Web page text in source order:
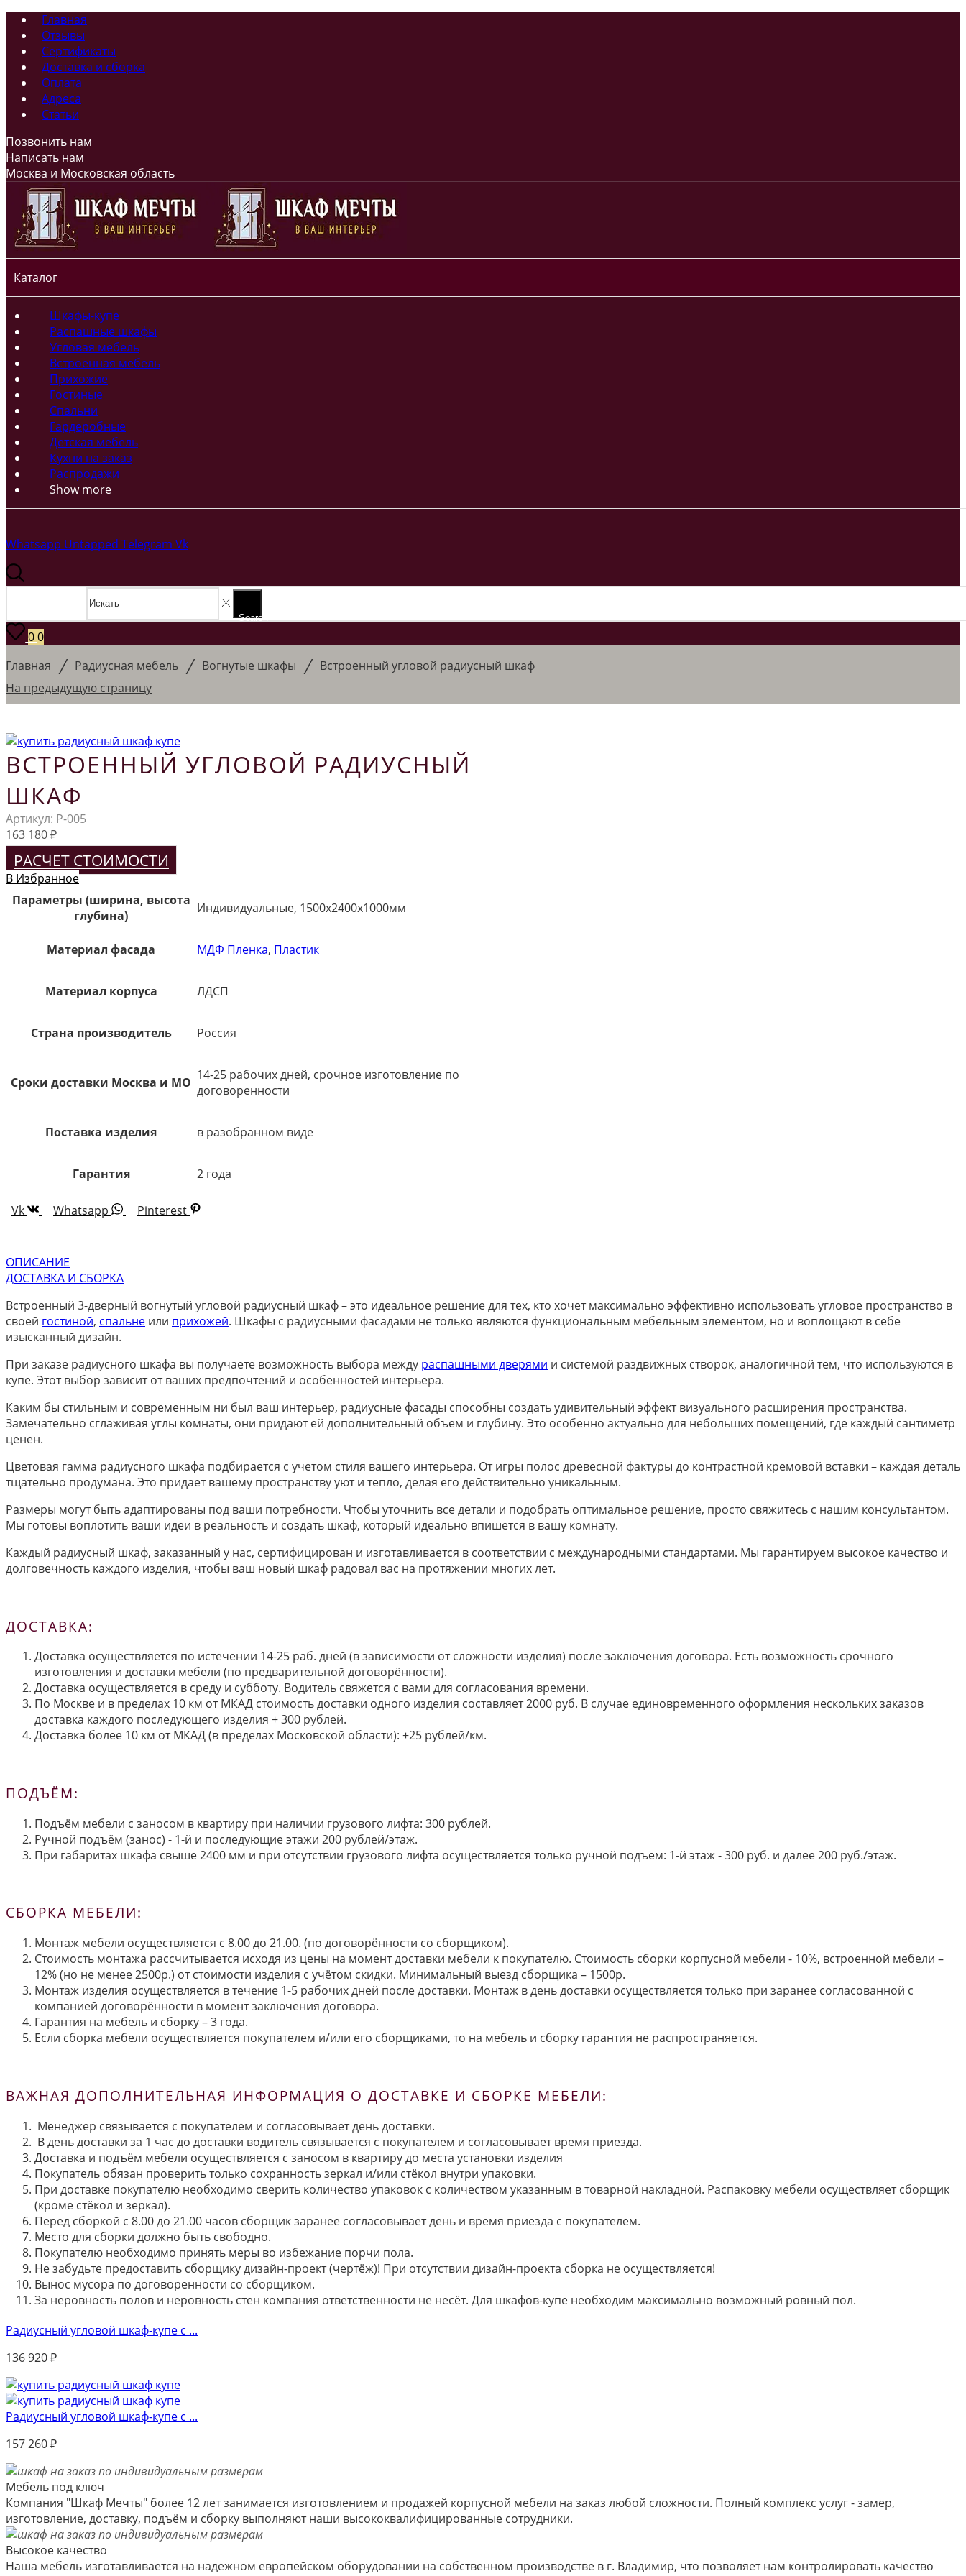
Главная
Отзывы
Сертификаты
Доставка и сборка
Оплата
Адреса
Статьи
Позвонить нам
Написать нам
Москва и Московская область
Каталог
Шкафы-купе
Распашные шкафы
Угловая мебель
Встроенная мебель
Прихожие
Гостиные
Спальни
Гардеробные
Детская мебель
Кухни на заказ
Распродажи
Show more
Whatsapp Untapped Telegram Vk
Search
00
Главная / Радиусная мебель / Вогнутые шкафы / Встроенный угловой радиусный шкаф
На предыдущую страницу
ВСТРОЕННЫЙ УГЛОВОЙ РАДИУСНЫЙ
ШКАФ
Артикул: Р-005
163 180₽
РАСЧЕТ СТОИМОСТИ
В Избранное
Параметры (ширина, высота
глубина)
Индивидуальные, 1500х2400х1000мм
Материал фасада МДФ Пленка, Пластик
Материал корпуса ЛДСП
Страна производитель Россия
Сроки доставки Москва и МО 14-25 рабочих дней, срочное изготовление по
договоренности
Поставка изделия в разобранном виде
Гарантия 2 года
Vk Whatsapp Pinterest
ОПИСАНИЕ
ДОСТАВКА И СБОРКА
Встроенный 3-дверный вогнутый угловой радиусный шкаф – это идеальное решение для тех, кто хочет максимально эффективно использовать угловое пространство в
своей гостиной, спальне или прихожей. Шкафы с радиусными фасадами не только являются функциональным мебельным элементом, но и воплощают в себе
изысканный дизайн.
При заказе радиусного шкафа вы получаете возможность выбора между распашными дверями и системой раздвижных створок, аналогичной тем, что используются в
купе. Этот выбор зависит от ваших предпочтений и особенностей интерьера.
Каким бы стильным и современным ни был ваш интерьер, радиусные фасады способны создать удивительный эффект визуального расширения пространства.
Замечательно сглаживая углы комнаты, они придают ей дополнительный объем и глубину. Это особенно актуально для небольших помещений, где каждый сантиметр
ценен.
Цветовая гамма радиусного шкафа подбирается с учетом стиля вашего интерьера. От игры полос древесной фактуры до контрастной кремовой вставки – каждая деталь
тщательно продумана. Это придает вашему пространству уют и тепло, делая его действительно уникальным.
Размеры могут быть адаптированы под ваши потребности. Чтобы уточнить все детали и подобрать оптимальное решение, просто свяжитесь с нашим консультантом.
Мы готовы воплотить ваши идеи в реальность и создать шкаф, который идеально впишется в вашу комнату.
Каждый радиусный шкаф, заказанный у нас, сертифицирован и изготавливается в соответствии с международными стандартами. Мы гарантируем высокое качество и
долговечность каждого изделия, чтобы ваш новый шкаф радовал вас на протяжении многих лет.
ДОСТАВКА:
Доставка осуществляется по истечении 14-25 раб. дней (в зависимости от сложности изделия) после заключения договора. Есть возможность срочного
изготовления и доставки мебели (по предварительной договорённости).
Доставка осуществляется в среду и субботу. Водитель свяжется с вами для согласования времени.
По Москве и в пределах 10 км от МКАД стоимость доставки одного изделия составляет 2000 руб. В случае единовременного оформления нескольких заказов
доставка каждого последующего изделия + 300 рублей.
Доставка более 10 км от МКАД (в пределах Московской области): +25 рублей/км.
ПОДЪЁМ:
Подъём мебели с заносом в квартиру при наличии грузового лифта: 300 рублей.
Ручной подъём (занос) - 1-й и последующие этажи 200 рублей/этаж.
При габаритах шкафа свыше 2400 мм и при отсутствии грузового лифта осуществляется только ручной подъем: 1-й этаж - 300 руб. и далее 200 руб./этаж.
СБОРКА МЕБЕЛИ:
Монтаж мебели осуществляется с 8.00 до 21.00. (по договорённости со сборщиком).
Стоимость монтажа рассчитывается исходя из цены на момент доставки мебели к покупателю. Стоимость сборки корпусной мебели - 10%, встроенной мебели –
12% (но не менее 2500р.) от стоимости изделия с учётом скидки. Минимальный выезд сборщика – 1500р.
Монтаж изделия осуществляется в течение 1-5 рабочих дней после доставки. Монтаж в день доставки осуществляется только при заранее согласованной с
компанией договорённости в момент заключения договора.
Гарантия на мебель и сборку – 3 года.
Если сборка мебели осуществляется покупателем и/или его сборщиками, то на мебель и сборку гарантия не распространяется.
ВАЖНАЯ ДОПОЛНИТЕЛЬНАЯ ИНФОРМАЦИЯ О ДОСТАВКЕ И СБОРКЕ МЕБЕЛИ:
Менеджер связывается с покупателем и согласовывает день доставки.
В день доставки за 1 час до доставки водитель связывается с покупателем и согласовывает время приезда.
Доставка и подъём мебели осуществляется с заносом в квартиру до места установки изделия
Покупатель обязан проверить только сохранность зеркал и/или стёкол внутри упаковки.
При доставке покупателю необходимо сверить количество упаковок с количеством указанным в товарной накладной. Распаковку мебели осуществляет сборщик
(кроме стёкол и зеркал).
Перед сборкой с 8.00 до 21.00 часов сборщик заранее согласовывает день и время приезда с покупателем.
Место для сборки должно быть свободно.
Покупателю необходимо принять меры во избежание порчи пола.
Не забудьте предоставить сборщику дизайн-проект (чертёж)! При отсутствии дизайн-проекта сборка не осуществляется!
Вынос мусора по договоренности со сборщиком.
За неровность полов и неровность стен компания ответственности не несёт. Для шкафов-купе необходим максимально возможный ровный пол.
Радиусный угловой шкаф-купе с ...
136 920₽
Радиусный угловой шкаф-купе с ...
157 260₽
Мебель под ключ
Компания "Шкаф Мечты" более 12 лет занимается изготовлением и продажей корпусной мебели на заказ любой сложности. Полный комплекс услуг - замер,
изготовление, доставку, подъём и сборку выполняют наши высококвалифицированные сотрудники.
Высокое качество
Наша мебель изготавливается на надежном европейском оборудовании на собственном производстве в г. Владимир, что позволяет нам контролировать качество